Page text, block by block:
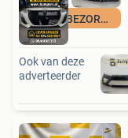
GRATIS BEZORGING
Ook van deze
adverteerder